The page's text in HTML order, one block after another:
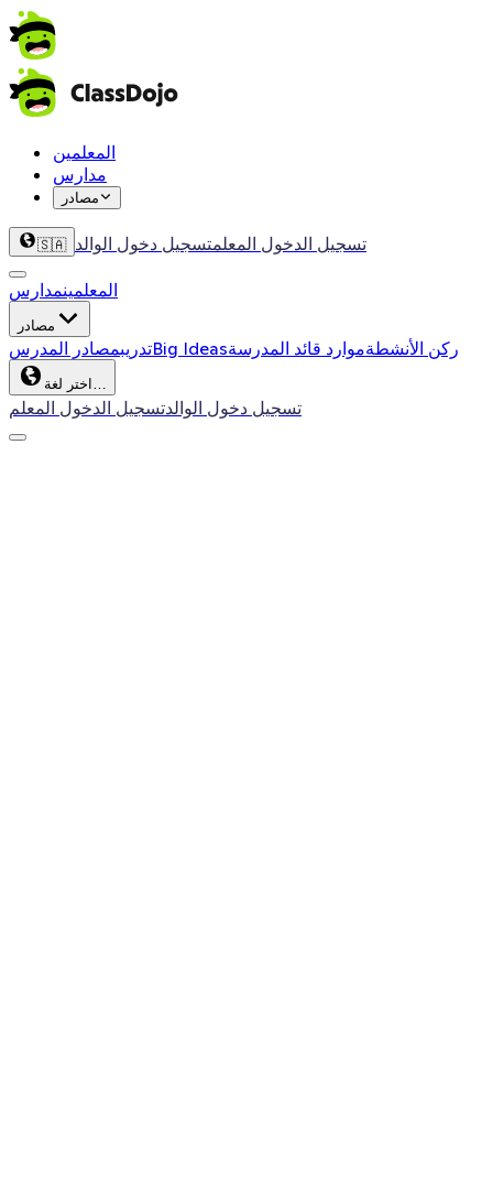
المعلمين
مدارس
مصادر
🇸🇦 تسجيل الدخول المعلمتسجيل دخول الوالد
المعلمينمدارس
مصادر
تدريبمصادر المدرس Big Ideas ركن الأنشطةموارد قائد المدرسة
اختر لغة…
تسجيل الدخول المعلمتسجيل دخول الوالد